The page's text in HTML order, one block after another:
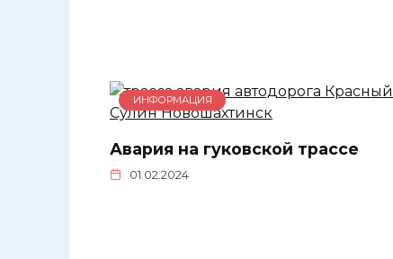
ИНФОРМАЦИЯ
Авария на гуковской трассе
01.02.2024